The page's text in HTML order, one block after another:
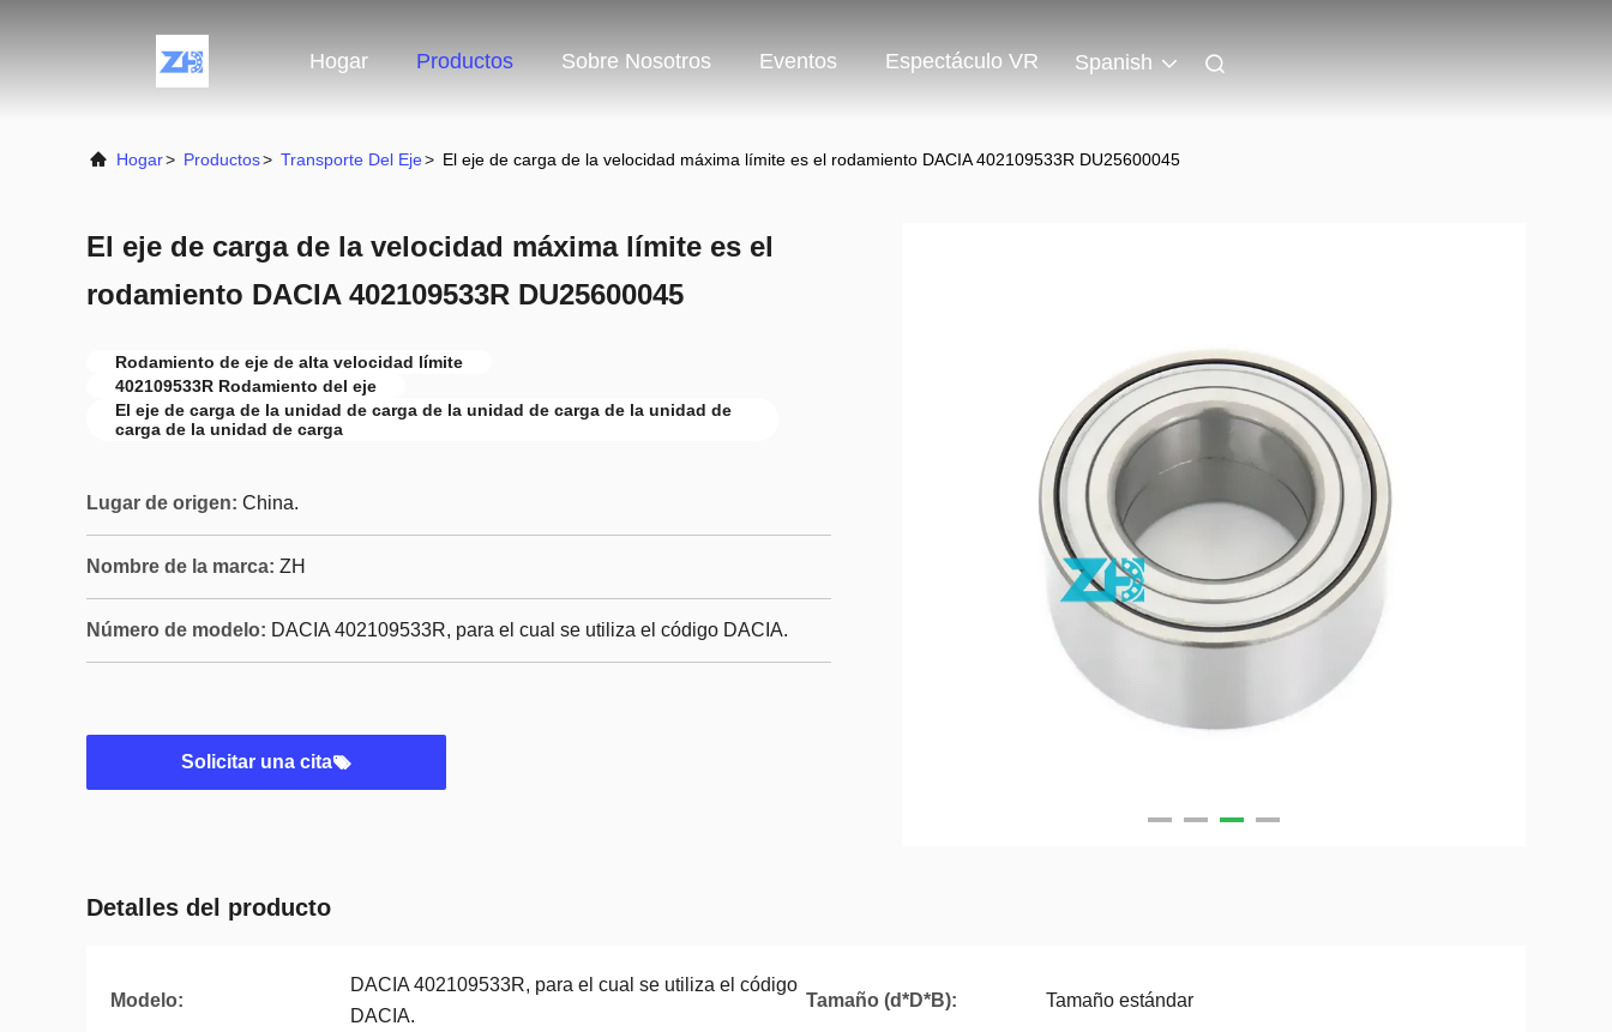
Hogar Productos Sobre Nosotros Eventos Espectáculo VR Spanish
Hogar> Productos> Transporte Del Eje> El eje de carga de la velocidad máxima límite es el rodamiento DACIA 402109533R DU25600045
El eje de carga de la velocidad máxima límite es el
rodamiento DACIA 402109533R DU25600045
Rodamiento de eje de alta velocidad límite
402109533R Rodamiento del eje
El eje de carga de la unidad de carga de la unidad de carga de la unidad de
carga de la unidad de carga
Lugar de origen: China.
Nombre de la marca: ZH
Número de modelo: DACIA 402109533R, para el cual se utiliza el código DACIA.
Solicitar una cita
Detalles del producto
Modelo:
DACIA 402109533R, para el cual se utiliza el código
DACIA.
Tamaño (d*D*B): Tamaño estándar